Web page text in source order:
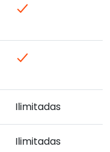
Ilimitadas
Ilimitadas